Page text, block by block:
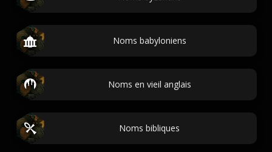
Noms babyloniens
Noms en vieil anglais
Noms bibliques